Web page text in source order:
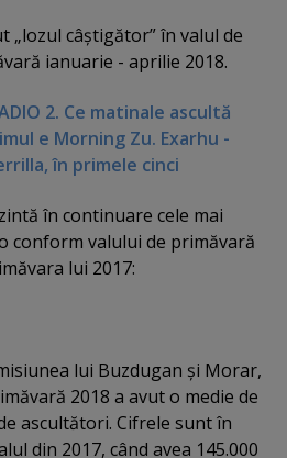
„lozul câştigător” în valul de
ianuarie - aprilie 2018.
2. Ce matinale ascultă
e Morning Zu. Exarhu -
în primele cinci
în continuare cele mai
conform valului de primăvară
lui 2017:
lui Buzdugan şi Morar,
2018 a avut o medie de
ascultători. Cifrele sunt în
din 2017, când avea 145.000